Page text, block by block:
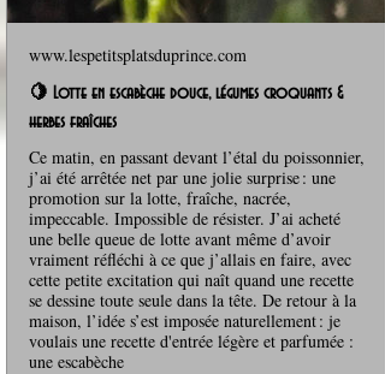
www.lespetitsplatsduprince.com
🍋 Lotte en escabèche douce, légumes croquants &
herbes fraîches
Ce matin, en passant devant l’étal du poissonnier,
j’ai été arrêtée net par une jolie surprise : une
promotion sur la lotte, fraîche, nacrée,
impeccable. Impossible de résister. J’ai acheté
une belle queue de lotte avant même d’avoir
vraiment réfléchi à ce que j’allais en faire, avec
cette petite excitation qui naît quand une recette
se dessine toute seule dans la tête. De retour à la
maison, l’idée s’est imposée naturellement : je
voulais une recette d'entrée légère et parfumée :
une escabèche